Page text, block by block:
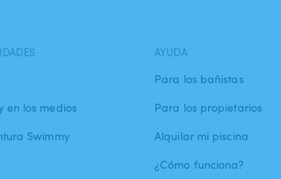
en los medios
Swimmy
AYUDA
Para los bañistas
Para los propietarios
Alquilar mi piscina
¿Cómo funciona?